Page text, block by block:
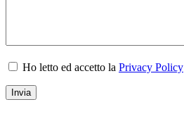
Ho letto ed accetto la Privacy Policy